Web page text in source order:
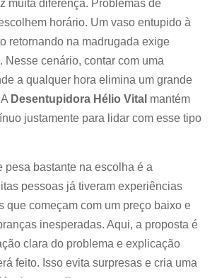
muita diferença. Problemas de
horário. Um vaso entupido à
retornando na madrugada exige
Nesse cenário, contar com uma
a qualquer hora elimina um grande
Desentupidora Hélio Vital mantém
justamente para lidar com esse tipo
pesa bastante na escolha é a
pessoas já tiveram experiências
que começam com um preço baixo e
inesperadas. Aqui, a proposta é
clara do problema e explicação
feito. Isso evita surpresas e cria uma